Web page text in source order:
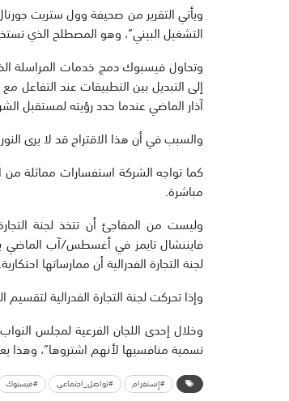
ويأتي التقرير من صحيفة وول ستريت
التشغيل البيني”، وهو المصطلح الذي
وتحاول فيسبوك دمج خدمات المراسلة
إلى التبديل بين التطبيقات عند
آذار الماضي عندما حدد رؤيته لمستقبل
والسبب في أن هذا الاقتراح قد لا يرى
مباشرة.
وليست من المفاجئ أن تتخذ لجنة
فايننشال تايمز في أغسطس/آب الماضي
لجنة التجارة الفدرالية أن ممارساتها احتكارية.
وإذا تحركت لجنة التجارة الفدرالية
وخلال إحدى اللجان الفرعية لمجلس
تسمية منافسيها لأنهم اشتروها”، وهذا
#إنستغرام #تواصل_اجتماعي #فيسبوك